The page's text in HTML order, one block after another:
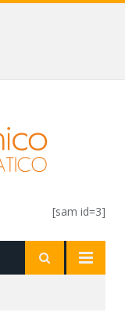
[sam id=3]